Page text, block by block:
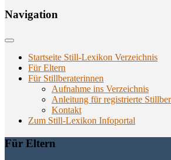
Navi­ga­ti­on
Startseite Still-Lexikon Verzeichnis
Für Eltern
Für Stillberaterinnen
Aufnahme ins Verzeichnis
Anlei­tung für regis­trier­te
Kon­takt
Zum Still-Lexikon Infoportal
Für Eltern